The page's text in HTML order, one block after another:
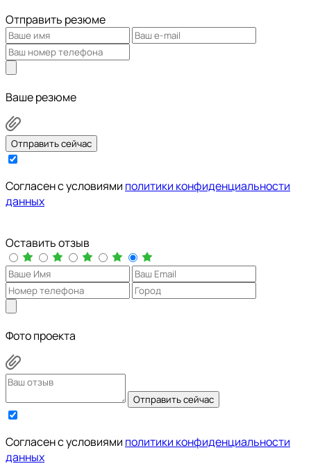
Отправить резюме
Ваше резюме
Отправить сейчас
Cогласен с условиями политики конфиденциальности
данных
Оставить отзыв
Фото проекта
Отправить сейчас
Cогласен с условиями политики конфиденциальности
данных